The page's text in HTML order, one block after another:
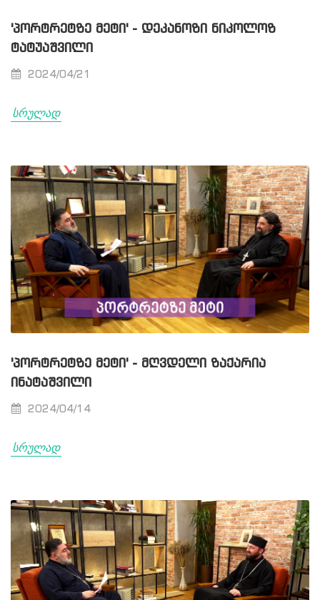
'ᲞᲝᲠᲢᲠᲔᲢᲖᲔ ᲛᲔᲢᲘ' - ᲓᲔᲙᲐᲜᲝᲖᲘ ᲜᲘᲙᲝᲚᲝᲖ
ᲢᲐᲢᲣᲐᲨᲕᲘᲚᲘ
2024/04/21
სრულად
'ᲞᲝᲠᲢᲠᲔᲢᲖᲔ ᲛᲔᲢᲘ' - ᲛᲦᲕᲓᲔᲚᲘ ᲖᲐᲥᲐᲠᲘᲐ
ᲘᲜᲐᲢᲐᲨᲕᲘᲚᲘ
2024/04/14
სრულად